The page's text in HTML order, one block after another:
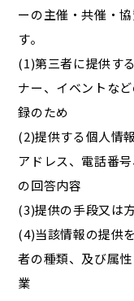
ーの主催・共催・
す。
(1)第三者に提供す
ナー、イベントな
録のため
(2)提供する個人情
アドレス、電話番
の回答内容
(3)提供の手段又は
(4)当該情報の提供
者の種類、及び属
業